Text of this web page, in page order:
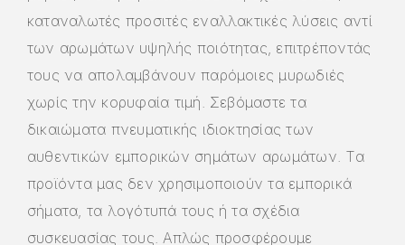
καταναλωτές προσιτές εναλλακτικές λύσεις αντί
των αρωμάτων υψηλής ποιότητας, επιτρέποντάς
τους να απολαμβάνουν παρόμοιες μυρωδιές
χωρίς την κορυφαία τιμή. Σεβόμαστε τα
δικαιώματα πνευματικής ιδιοκτησίας των
αυθεντικών εμπορικών σημάτων αρωμάτων. Τα
προϊόντα μας δεν χρησιμοποιούν τα εμπορικά
σήματα, τα λογότυπά τους ή τα σχέδια
συσκευασίας τους. Απλώς προσφέρουμε